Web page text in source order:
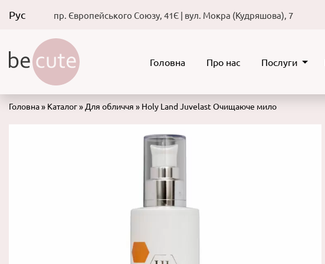
Рус пр. Європейського Союзу, 41Є | вул. Мокра (Кудряшова), 7
Головна Про нас Послуги
Головна» Каталог» Для обличчя » Holy Land Juvelast Очищаюче мило